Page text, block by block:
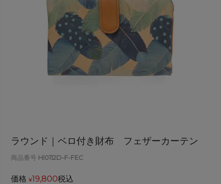
ラウンド｜ベロ付き財布 フェザーカーテン
商品番号 HI0112D-F-FEC
価格 ¥19,800税込